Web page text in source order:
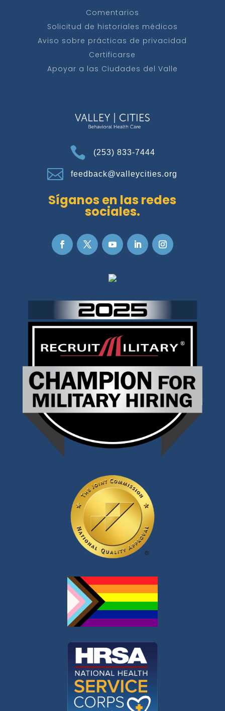
Comentarios
Solicitud de historiales médicos
Aviso sobre prácticas de privacidad
Certificarse
Apoyar a las Ciudades del Valle
 (253) 833-7444
 feedback@valleycities.org
Síganos en las redes
sociales.